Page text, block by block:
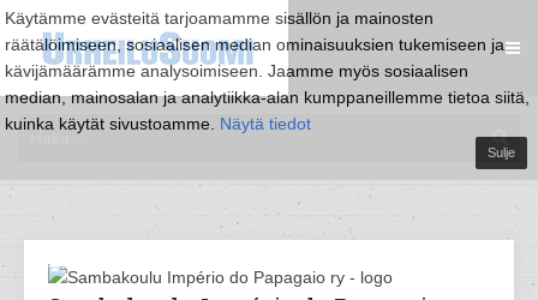
Käytämme evästeitä tarjoamamme sisällön ja mainosten
räätälöimiseen, sosiaalisen median ominaisuuksien tukemiseen ja
kävijämäärämme analysoimiseen. Jaamme myös sosiaalisen
median, mainosalan ja analytiikka-alan kumppaneillemme tietoa siitä,
kuinka käytät sivustoamme. Näytä tiedot
Sulje